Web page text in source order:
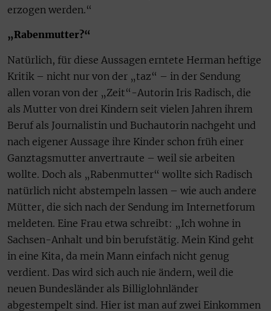
erzogen werden.“
„Rabenmutter?“
Natürlich, für diese Aussagen erntete Herman heftige
Kritik – nicht nur von der „taz“ – in der Sendung
allen voran von der „Zeit“-Autorin Iris Radisch, die
als Mutter von drei Kindern seit vielen Jahren ihrem
Beruf als Journalistin und Buchautorin nachgeht und
nach eigener Aussage ihre Kinder schon früh einer
Ganztagsmutter anvertraute – weil sie arbeiten
wollte. Doch als „Rabenmutter“ wollte sich Radisch
natürlich nicht abstempeln lassen – wie auch andere
Mütter, die sich nach der Sendung im Internetforum
meldeten. Eine Frau etwa schreibt: „Ich wohne in
Sachsen-Anhalt und bin berufstätig. Mein Kind geht
in eine Kita, da mein Mann einfach nicht genug
verdient. Das wird sich auch nie ändern, weil die
neuen Bundesländer als Billiglohnländer
abgestempelt sind. Hier ist man auf zwei Einkommen